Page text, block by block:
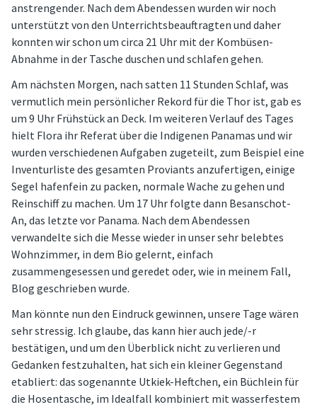
anstrengender. Nach dem Abendessen wurden wir noch
unterstützt von den Unterrichtsbeauftragten und daher
konnten wir schon um circa 21 Uhr mit der Kombüsen-
Abnahme in der Tasche duschen und schlafen gehen.
Am nächsten Morgen, nach satten 11 Stunden Schlaf, was
vermutlich mein persönlicher Rekord für die Thor ist, gab es
um 9 Uhr Frühstück an Deck. Im weiteren Verlauf des Tages
hielt Flora ihr Referat über die Indigenen Panamas und wir
wurden verschiedenen Aufgaben zugeteilt, zum Beispiel eine
Inventurliste des gesamten Proviants anzufertigen, einige
Segel hafenfein zu packen, normale Wache zu gehen und
Reinschiff zu machen. Um 17 Uhr folgte dann Besanschot-
An, das letzte vor Panama. Nach dem Abendessen
verwandelte sich die Messe wieder in unser sehr belebtes
Wohnzimmer, in dem Bio gelernt, einfach
zusammengesessen und geredet oder, wie in meinem Fall,
Blog geschrieben wurde.
Man könnte nun den Eindruck gewinnen, unsere Tage wären
sehr stressig. Ich glaube, das kann hier auch jede/-r
bestätigen, und um den Überblick nicht zu verlieren und
Gedanken festzuhalten, hat sich ein kleiner Gegenstand
etabliert: das sogenannte Utkiek-Heftchen, ein Büchlein für
die Hosentasche, im Idealfall kombiniert mit wasserfestem